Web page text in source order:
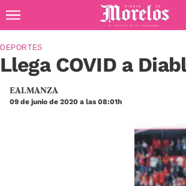
Diario de Morelos
Llega COVID a
DEPORTES
EALMANZA
09 de junio de 2020 a las 08:01h